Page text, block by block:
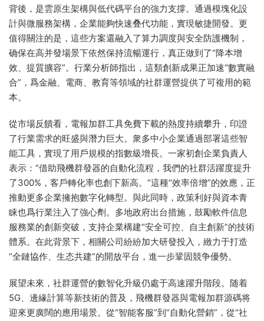
背後，是雲原生架構與低代碼平台的強力支撐。通過模塊化設
計與微服務架構，企業能夠快速叠代功能，實現敏捷開發。更
值得關注的是，這些方案還融入了算力調度與安全防護機制，
确保在高并發場景下依然保持流暢運行，真正做到了“降本增
效、提質擴容”。行業分析師指出，這類創新成果正加速“數實融
合”，爲金融、電商、教育等領域的社群運營提供了可複用的範
本。
從市場反饋看，電報加群工具免費下載的熱度持續攀升，印證
了行業需求的旺盛與潛力巨大。衆多中小企業通過部署這些智
能工具，實現了用戶規模的指數級增長。一家初創企業負責人
表示：“借助飛機群發器的自動化流程，我們的社群活躍度提升
了300%，客戶轉化率也創下新高。”這種“效率倍增”的效應，正
推動更多企業擁抱數字化轉型。與此同時，政策利好與資本青
睐也爲行業注入了強心劑。多地政府出台措施，鼓勵軟件信息
服務業的創新突破，支持企業構建“安全可控、自主創新”的技術
體系。在此背景下，相關公司紛紛加大研發投入，緻力于打造
“全鏈協作、生态共建”的開放平台，進一步鞏固競争優勢。
展望未來，社群運營的數智化升級仍處于高速躍升階段。随着
5G、邊緣計算等新技術的普及，飛機群發器與電報加群源碼将
迎來更廣闊的應用場景。從“智能客服”到“自動化營銷”，從“社